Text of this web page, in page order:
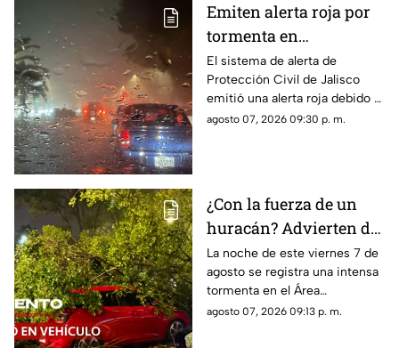
Emiten alerta roja por
tormenta en
Guadalajara; advierten
de caída de árboles e
inundaciones
El sistema de alerta de
Protección Civil de Jalisco
emitió una alerta roja debido a
la fuerte tormenta que se
agosto 07, 2026 09:30 p. m.
¿Con la fuerza de un
huracán? Advierten de
FUERTES RACHAS DE
VIENTO superiores a
los 60 km/h durante
lluvia en Guadalajara
La noche de este viernes 7 de
agosto se registra una intensa
tormenta en el Área
Metropolitana de Guadalajara,
agosto 07, 2026 09:13 p. m.